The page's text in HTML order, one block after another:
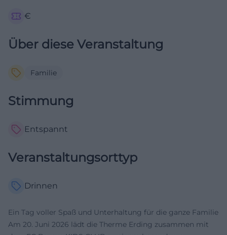
€
Über diese Veranstaltung
Familie
Stimmung
Entspannt
Veranstaltungsorttyp
Drinnen
Ein Tag voller Spaß und Unterhaltung für die ganze Familie
Am 20. Juni 2026 lädt die Therme Erding zusammen mit